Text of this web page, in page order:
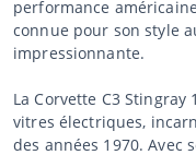
performance
connue pour son style
impressionnante.
La Corvette C3
vitres électriques,
des années 1970. Avec